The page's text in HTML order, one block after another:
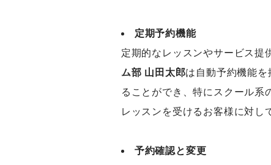
定期予約機能
定期的なレッスンやサービス提
ム部 山田太郎は自動予約機能
ることができ、特にスクール系
レッスンを受けるお客様に対し
予約確認と変更